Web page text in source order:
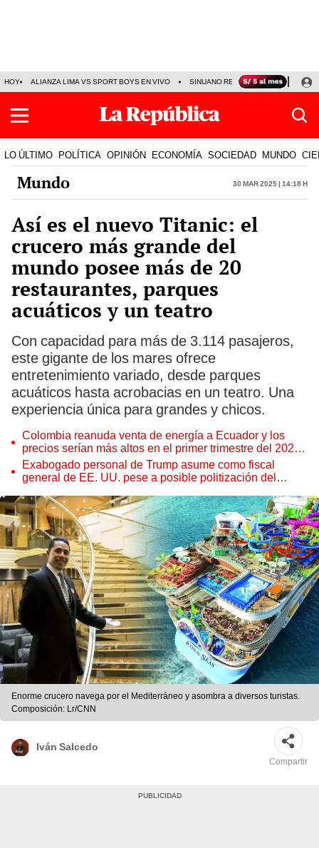
HOY ALIANZA LIMA VS SPORT BOYS EN VIVO SINUANO RESULTADOS HOY
LO ÚLTIMO POLÍTICA OPINIÓN ECONOMÍA SOCIEDAD MUNDO
Mundo 30 Mar 2025 | 14:18 h
Así es el nuevo Titanic: el
crucero más grande del
mundo posee más de 20
restaurantes, parques
acuáticos y un teatro
Con capacidad para más de 3.114 pasajeros,
este gigante de los mares ofrece
entretenimiento variado, desde parques
acuáticos hasta acrobacias en un teatro. Una
experiencia única para grandes y chicos.
Colombia reanuda venta de energía a Ecuador y los
precios serían más altos en el primer trimestre del 2027,
según Cenace
Exabogado personal de Trump asume como fiscal
general de EE. UU. pese a posible politización del
Enorme crucero navega por el Mediterráneo y asombra a diversos turistas.
Composición: Lr/CNN
Iván Salcedo
Compartir